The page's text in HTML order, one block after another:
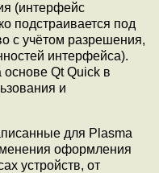
(интерфейс
подстраивается под
с учётом разрешения,
интерфейса).
Qt Quick в
и
для Plasma
оформления
устройств, от